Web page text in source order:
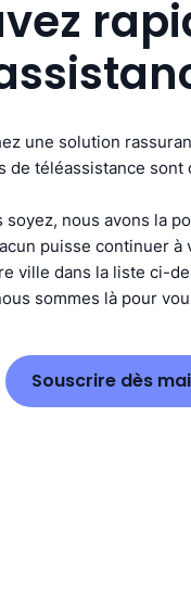
une solution
de téléassistance
soyez, nous avons la
puisse continuer
ville dans la liste ci-
sommes là pour
Souscrire dès